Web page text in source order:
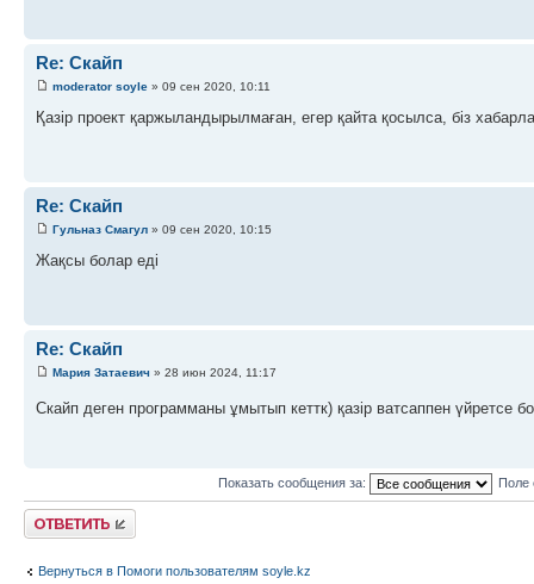
Re: Скайп
moderator soyle » 09 сен 2020, 10:11
Қазір проект қаржыландырылмаған, егер қайта қосылса, біз
Re: Скайп
Гульназ Смагул » 09 сен 2020, 10:15
Жақсы болар еді
Re: Скайп
Мария Затаевич » 28 июн 2024, 11:17
Скайп деген программаны ұмытып кеттк) қазір ватсаппен үйретсе
Показать сообщения за: Поле
Ответить
Вернуться в Помоги пользователям soyle.kz